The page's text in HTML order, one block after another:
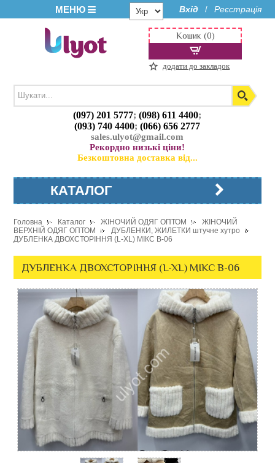
МЕНЮ Вхід / Реєстрація
(097) 201 5777;(098) 611 4400;
(093) 740 4400;(066) 656 2777
sales.ulyot@gmail.com
Рекордно низькі ціни!
Безкоштовна доставка від...
Кошик (0)
додати до закладок
КАТАЛОГ
Головна Каталог ЖІНОЧИЙ ОДЯГ ОПТОМ
ЖІНОЧИЙ
ВЕРХНІЙ ОДЯГ ОПТОМ
ДУБЛЕНКИ, ЖИЛЕТКИ штучне хутро
ДУБЛЕНКА ДВОХСТОРІННЯ (L-XL) МІКС B-06
ДУБЛЕНКА ДВОХСТОРІННЯ (L-XL) МІКС B-06